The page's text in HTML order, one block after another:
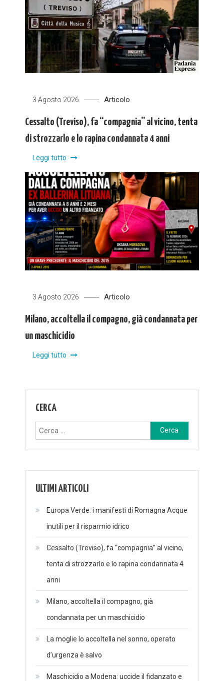
3 Agosto 2026 Articolo
Cessalto (Treviso), fa “compagnia” al vicino, tenta
di strozzarlo e lo rapina condannata 4 anni
Leggi tutto
3 Agosto 2026 Articolo
Milano, accoltella il compagno, già condannata per
un maschicidio
Leggi tutto
CERCA
Ricerca
per:
ULTIMI ARTICOLI
Europa Verde: i manifesti di Romagna Acque
inutili per il risparmio idrico
Cessalto (Treviso), fa “compagnia” al vicino,
tenta di strozzarlo e lo rapina condannata 4
anni
Milano, accoltella il compagno, già
condannata per un maschicidio
La moglie lo accoltella nel sonno, operato
d’urgenza è salvo
Maschicidio a Modena: uccide il fidanzato e